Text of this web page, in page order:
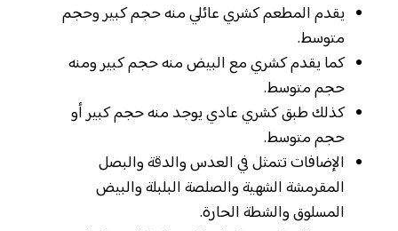
يقدم المطعم كشري عائلي منه حجم كبير وحجم
متوسط.
كما يقدم كشري مع البيض منه حجم كبير ومنه
حجم متوسط.
كذلك طبق كشري عادي يوجد منه حجم كبير أو
حجم متوسط.
الإضافات تتمثل في العدس والدقة والبصل
المقرمشة الشهية والصلصة البلبلة والبيض
المسلوق والشطة الحارة.